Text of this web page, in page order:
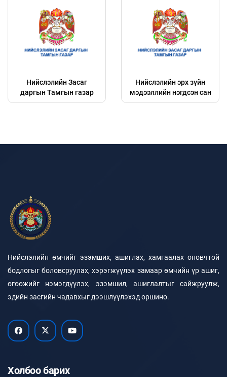
Нийслэлийн Засаг
даргын Тамгын газар
Нийслэлийн эрх зүйн
мэдээллийн нэгдсэн сан
Нийслэлийн өмчийг эзэмших, ашиглах, хамгаалах оновчтой
бодлогыг боловсруулах, хэрэгжүүлэх замаар өмчийн үр ашиг,
өгөөжийг нэмэгдүүлэх, эзэмшил, ашиглалтыг сайжруулж,
эдийн засгийн чадавхыг дээшлүүлэхэд оршино.
Холбоо барих